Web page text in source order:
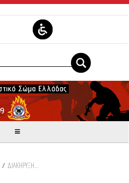
/ ΔΙΑΚΗΡΥΞΗ ΜΕΙΟΔΟΤΙΚΗΣ ΔΗΜΟΠΡΑΣΙΑΣ ΜΙΣΘΩΣΗΣ ΑΚΙΝΗΤΟΥ